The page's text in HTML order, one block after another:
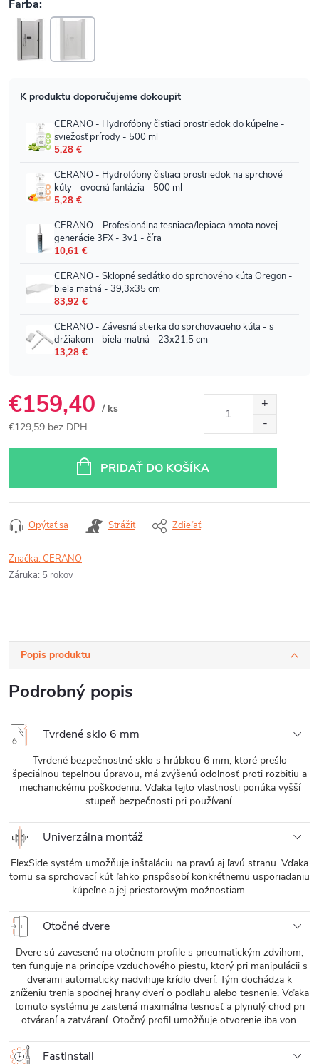
€159,40 / ks
€129,59 bez DPH
PRIDAŤ DO KOŠÍKA
Opýtať sa Strážiť Zdieľať
Značka:CERANO
Záruka: 5 rokov
Popis produktu
Podrobný popis
Tvrdené sklo 6 mm
Tvrdené bezpečnostné sklo s hrúbkou 6 mm, ktoré prešlo
špeciálnou tepelnou úpravou, má zvýšenú odolnosť proti rozbitiu a
mechanickému poškodeniu. Vďaka tejto vlastnosti ponúka vyšší
stupeň bezpečnosti pri používaní.
Univerzálna montáž
FlexSide systém umožňuje inštaláciu na pravú aj ľavú stranu. Vďaka
tomu sa sprchovací kút ľahko prispôsobí konkrétnemu usporiadaniu
kúpeľne a jej priestorovým možnostiam.
Otočné dvere
Dvere sú zavesené na otočnom profile s pneumatickým zdvihom,
ten funguje na princípe vzduchového piestu, ktorý pri manipulácii s
dverami automaticky nadvihuje krídlo dverí. Tým dochádza k
zníženiu trenia spodnej hrany dverí o podlahu alebo tesnenie. Vďaka
tomuto systému je zaistená maximálna tesnosť a plynulý chod pri
otváraní a zatváraní. Otočný profil umožňuje otvorenie iba von.
FastInstall